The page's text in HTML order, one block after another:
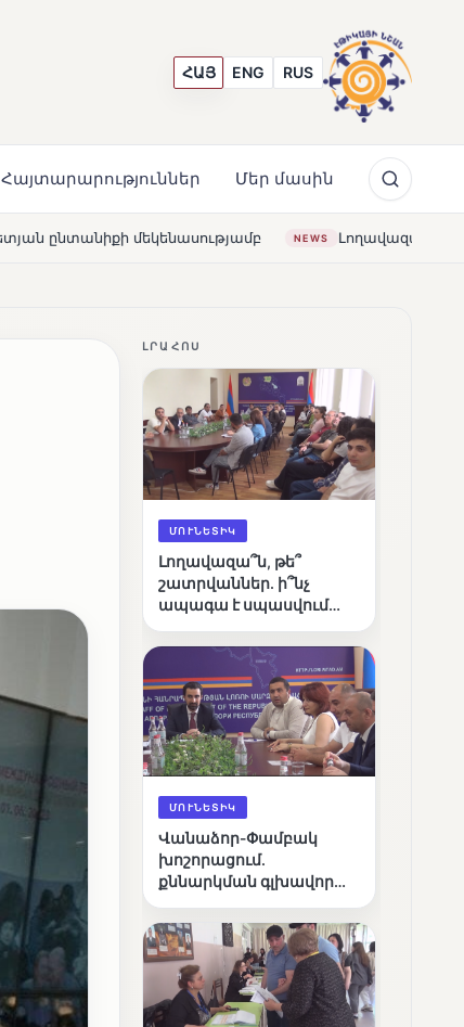
ՀԱՅ ENG RUS
Հայտարարություններ Մեր մասին
NEWS Լողավազա՞ն, թե՞ շատրվաններ. ի՞նչ
ԼՐԱՀՈՍ
ՄՈՒՆԵՏԻԿ
Լողավազա՞ն, թե՞
շատրվաններ. ի՞նչ
ապագա է սպասվում
լճին
ՄՈՒՆԵՏԻԿ
Վանաձոր-Փամբակ
խոշորացում.
քննարկման գլխավոր
կառավարո՞ւմ, թե՞
քաղաքական նպատակ